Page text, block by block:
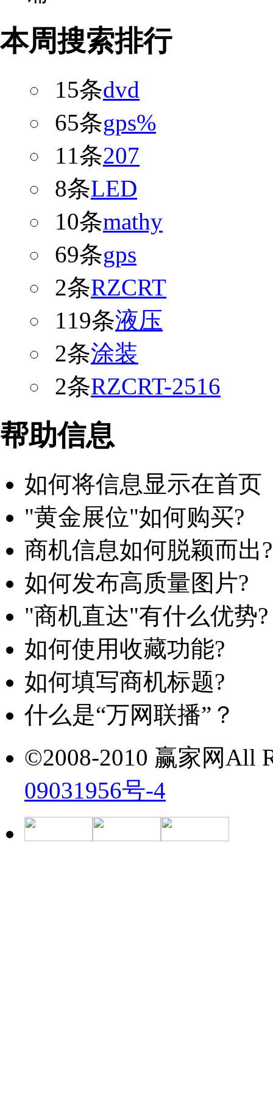
本周搜索排行
15条dvd
65条gps%
11条207
8条LED
10条mathy
69条gps
2条RZCRT
119条液压
2条涂装
2条RZCRT-2516
帮助信息
如何将信息显示在首页
"黄金展位"如何购买?
商机信息如何脱颖而出?
如何发布高质量图片?
"商机直达"有什么优势?
如何使用收藏功能?
如何填写商机标题?
什么是“万网联播”？
©2008-2010 赢家网All
09031956号-4